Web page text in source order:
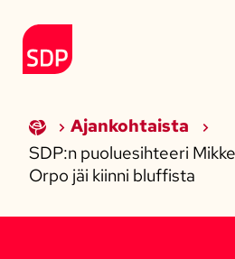
Etusivulle
Ajankohtaista
SDP:n puoluesihteeri
Orpo jäi kiinni bluffista